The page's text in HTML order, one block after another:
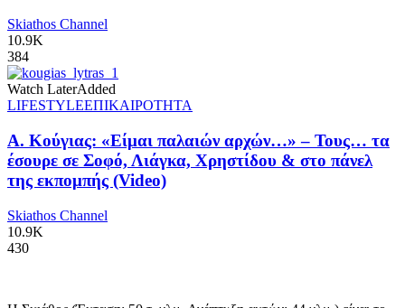
Skiathos Channel
10.9K
384
Watch LaterAdded
LIFESTYLEΕΠΙΚΑΙΡΟΤΗΤΑ
Α. Κούγιας: «Είμαι παλαιών αρχών…» – Τους… τα
έσουρε σε Σοφό, Λιάγκα, Χρηστίδου & στο πάνελ
της εκπομπής (Video)
Skiathos Channel
10.9K
430